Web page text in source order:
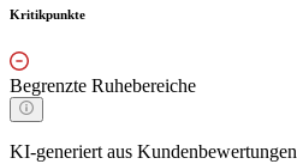
Kritikpunkte
Begrenzte Ruhebereiche
KI-generiert aus Kundenbewertungen